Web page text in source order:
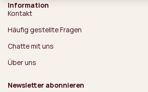
Information
Kontakt
Häufig gestellte Fragen
Chatte mit uns
Über uns
Newsletter abonnieren